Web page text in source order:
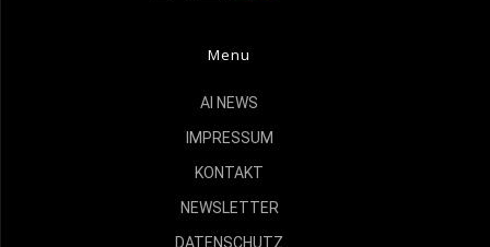
Menu
AI NEWS
IMPRESSUM
KONTAKT
NEWSLETTER
DATENSCHUTZ